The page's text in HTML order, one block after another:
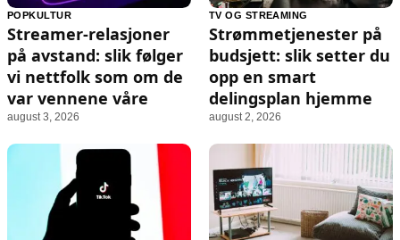
Informasjon
Om oss
Kontakt oss
Forfattere og redaksjon
Retningslinjer for rettelser
POPKULTUR
Streamer-relasjoner
på avstand: slik følger
vi nettfolk som om de
var vennene våre
august 3, 2026
TV OG STREAMING
Strømmetjenester på
budsjett: slik setter du
opp en smart
delingsplan hjemme
august 2, 2026